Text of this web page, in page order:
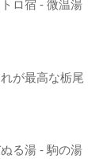
ロ宿 - 微温湯
が最高な栃尾
る湯 - 駒の湯